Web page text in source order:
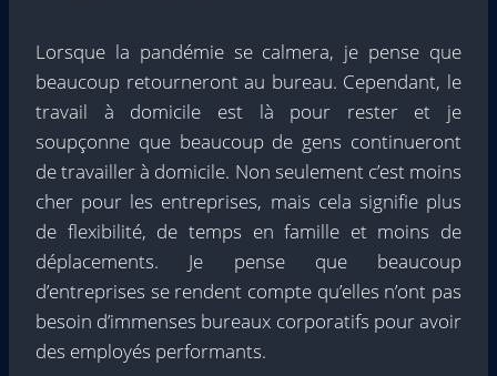
Lorsque la pandémie se calmera, je pense que
beaucoup retourneront au bureau. Cependant, le
travail à domicile est là pour rester et je
soupçonne que beaucoup de gens continueront
de travailler à domicile. Non seulement c’est moins
cher pour les entreprises, mais cela signifie plus
de flexibilité, de temps en famille et moins de
déplacements. Je pense que beaucoup
d’entreprises se rendent compte qu’elles n’ont pas
besoin d’immenses bureaux corporatifs pour avoir
des employés performants.